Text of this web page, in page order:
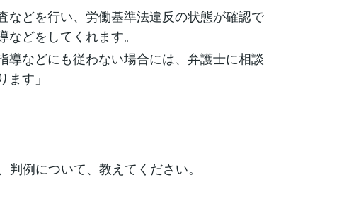
などを行い、労働基準法違反の状態が確認で
どをしてくれます。
導などにも従わない場合には、弁護士に相談
す」
例について、教えてください。